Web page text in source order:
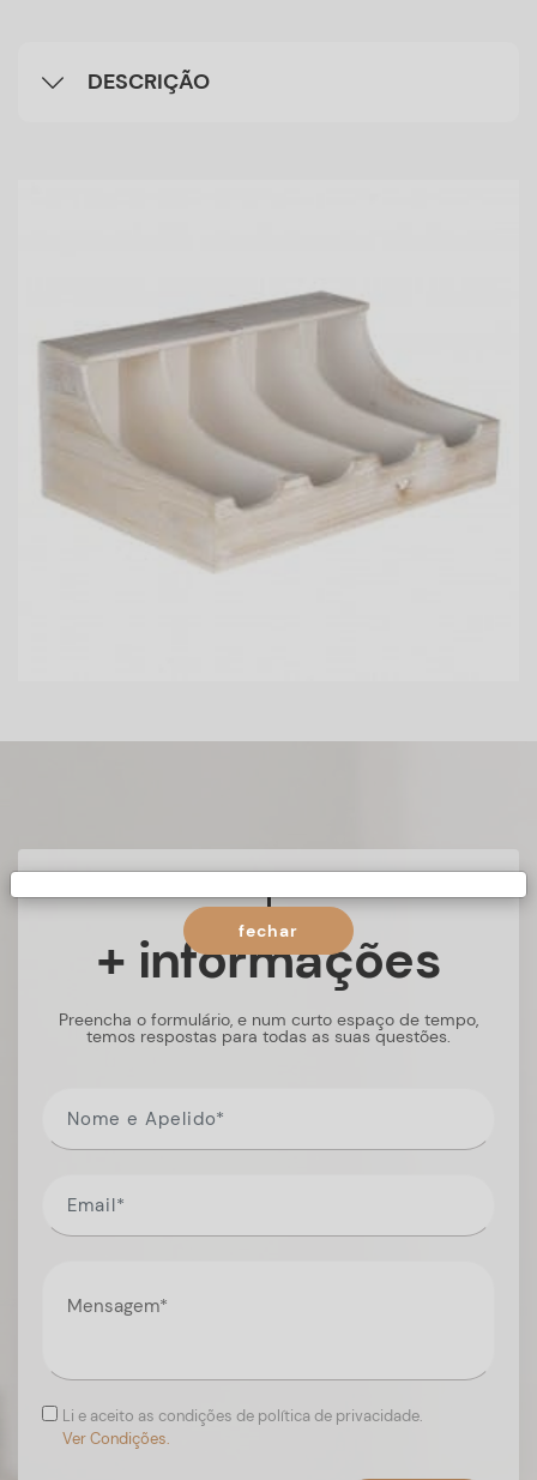
DESCRIÇÃO
+ informações
Preencha o formulário, e num curto espaço de tempo,
temos respostas para todas as suas questões.
Li e aceito as condições de política de privacidade.
Ver Condições.
fechar